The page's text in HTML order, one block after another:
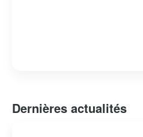
Dernières actualités